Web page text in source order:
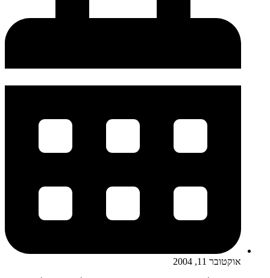
אוקטובר 11, 2004